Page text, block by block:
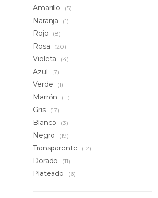
Amarillo (5)
Naranja (1)
Rojo (8)
Rosa (20)
Violeta (4)
Azul (7)
Verde (1)
Marrón (11)
Gris (17)
Blanco (3)
Negro (19)
Transparente (12)
Dorado (11)
Plateado (6)